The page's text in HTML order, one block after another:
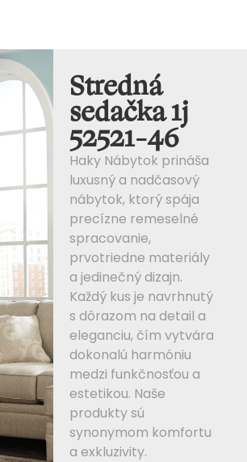
Stredná
sedačka 1j
52521-46
Haky Nábytok prináša
luxusný a nadčasový
nábytok, ktorý spája
precízne remeselné
spracovanie,
prvotriedne materiály
a jedinečný dizajn.
Každý kus je navrhnutý
s dôrazom na detail a
eleganciu, čím vytvára
dokonalú harmóniu
medzi funkčnosťou a
estetikou. Naše
produkty sú
synonymom komfortu
a exkluzivity.